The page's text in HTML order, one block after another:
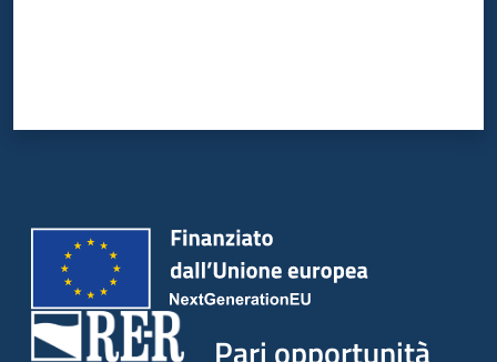
Pari opportunità